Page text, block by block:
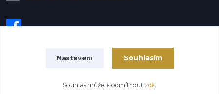
Upravit sběr cookies.
Nastavení Souhlasím
Souhlas můžete odmítnout zde